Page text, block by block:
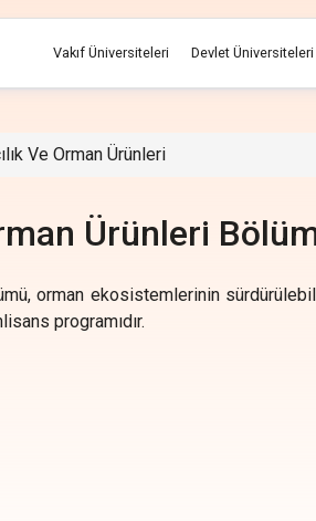
Vakıf Üniversiteleri Devlet Üniversiteleri
Ve Orman Ürünleri
Ürünleri
orman ekosistemlerinin
programıdır.